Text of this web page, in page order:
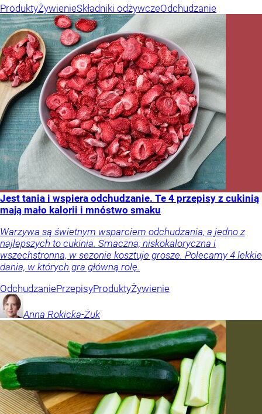
ProduktyŻywienieSkładniki odżywczeOdchudzanie
Jest tania i wspiera odchudzanie. Te 4 przepisy z cukinią
mają mało kalorii i mnóstwo smaku
Warzywa są świetnym wsparciem odchudzania, a jedno z
najlepszych to cukinia. Smaczna, niskokaloryczna i
wszechstronna, w sezonie kosztuje grosze. Polecamy 4 lekkie
dania, w których gra główną rolę.
OdchudzaniePrzepisyProduktyŻywienie
Anna Rokicka-Żuk